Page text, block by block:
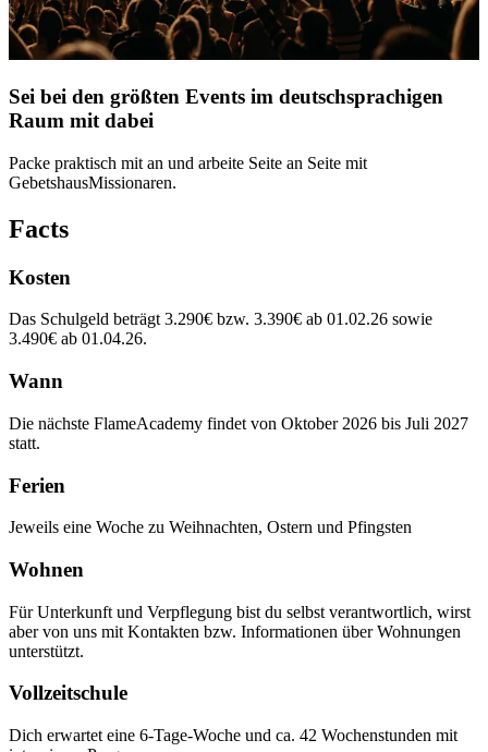
Sei bei den größten Events im deutsch­sprachigen
Raum mit dabei
Packe praktisch mit an und arbeite Seite an Seite mit
GebetshausMissionaren.
Facts
Kosten
Das Schulgeld beträgt 3.290€ bzw. 3.390€ ab 01.02.26 sowie
3.490€ ab 01.04.26.
Wann
Die nächste FlameAcademy findet von Oktober 2026 bis Juli 2027
statt.
Ferien
Jeweils eine Woche zu Weihnachten, Ostern und Pfingsten
Wohnen
Für Unterkunft und Verpflegung bist du selbst verantwortlich, wirst
aber von uns mit Kontakten bzw. Informationen über Wohnungen
unterstützt.
Vollzeitschule
Dich erwartet eine 6-Tage-Woche und ca. 42 Wochenstunden mit